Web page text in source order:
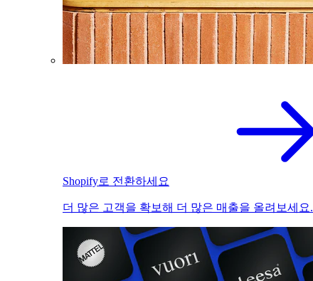
Shopify로 전환하세요
더 많은 고객을 확보해 더 많은 매출을 올려보세요.